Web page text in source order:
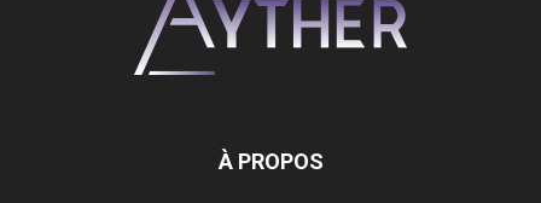
À PROPOS